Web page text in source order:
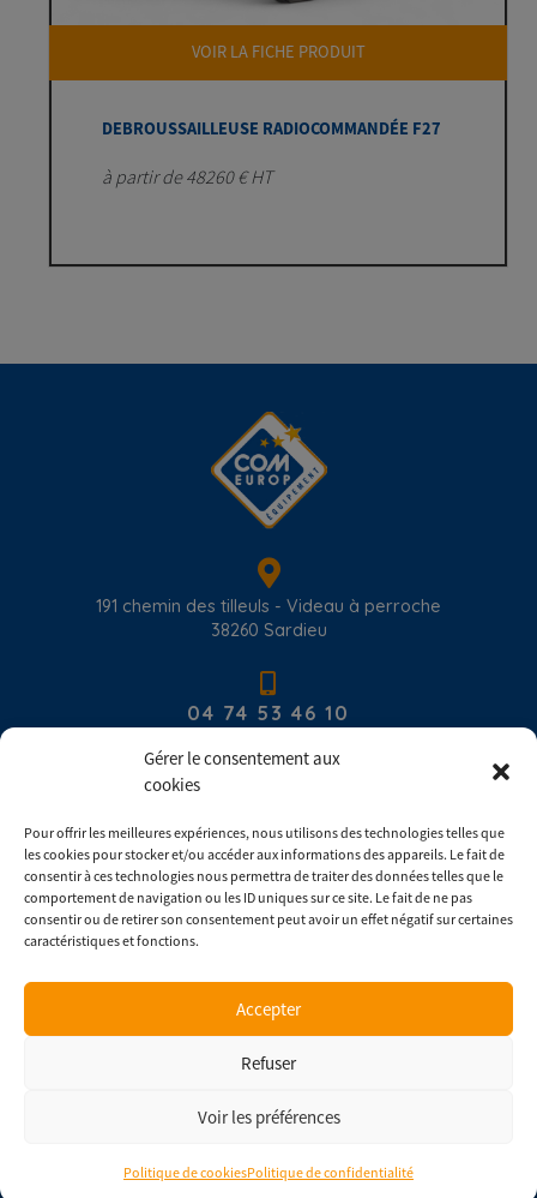
Gérer le consentement aux
cookies
Pour offrir les meilleures expériences, nous utilisons des technologies telles que
les cookies pour stocker et/ou accéder aux informations des appareils. Le fait de
consentir à ces technologies nous permettra de traiter des données telles que le
comportement de navigation ou les ID uniques sur ce site. Le fait de ne pas
consentir ou de retirer son consentement peut avoir un effet négatif sur certaines
caractéristiques et fonctions.
Accepter
Refuser
Voir les préférences
Politique de cookiesPolitique de confidentialité
VOIR LA FICHE PRODUIT
DEBROUSSAILLEUSE RADIOCOMMANDÉE F27
à partir de 48260 € HT
191 chemin des tilleuls - Videau à perroche
38260 Sardieu
04 74 53 46 10
contact@com-europ-equipement.com
Du lundi au vendredi : 8h00 - 17h30
Consulter les conditions générales de ventes
Copyright © 2026 |Mentions légales